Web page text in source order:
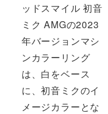
ッドスマイル 初音
ミク AMGの2023
年バージョンマシ
ンカラーリング
は、白をベース
に、初音ミクのイ
メージカラーとな